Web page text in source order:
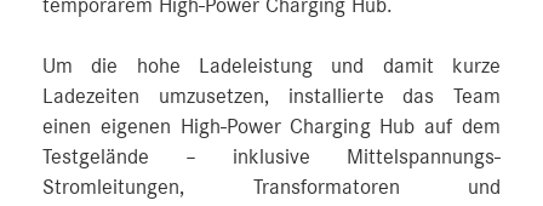
temporärem High-Power Charging Hub.
Um die hohe Ladeleistung und damit kurze
Ladezeiten umzusetzen, installierte das Team
einen eigenen High-Power Charging Hub auf dem
Testgelände – inklusive Mittelspannungs-
Stromleitungen, Transformatoren und